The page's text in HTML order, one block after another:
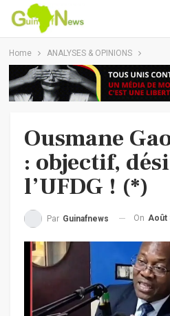
Home ANALYSES & OPINIONS
Ousmane
: objectif,
l’UFDG ! (*)
Par Guinafnews On Août